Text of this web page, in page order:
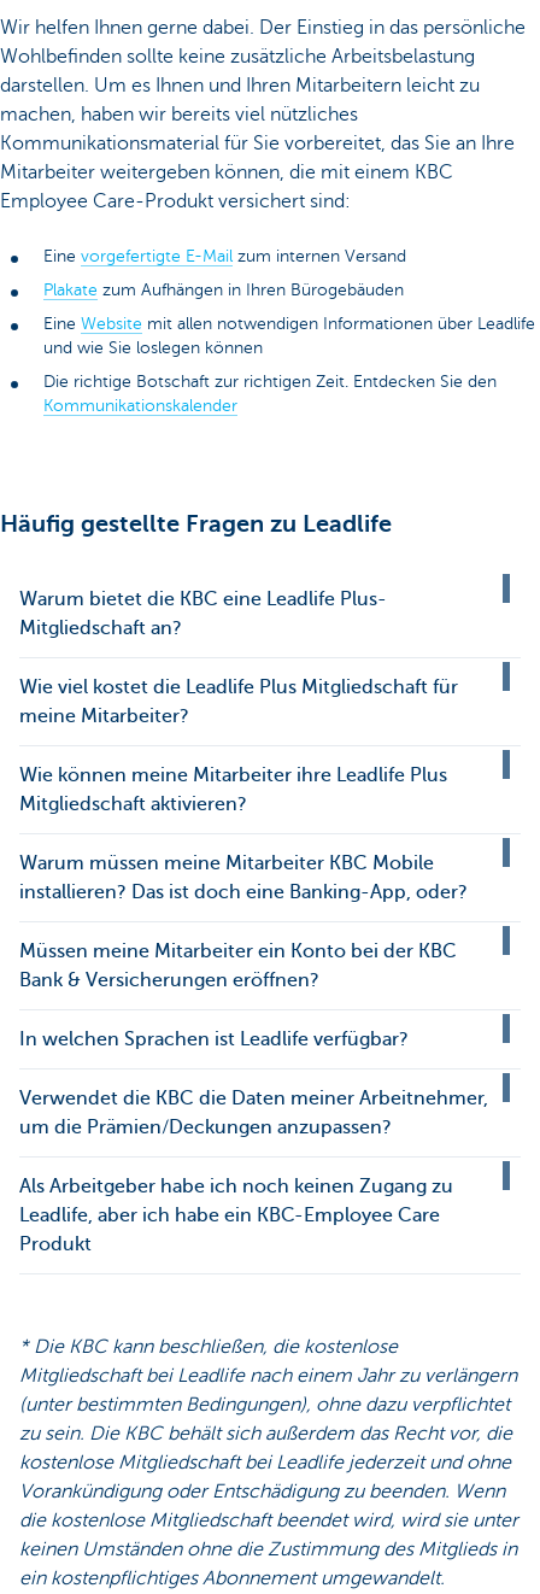
Wir helfen Ihnen gerne dabei. Der Einstieg in das persönliche
Wohlbefinden sollte keine zusätzliche Arbeitsbelastung
darstellen. Um es Ihnen und Ihren Mitarbeitern leicht zu
machen, haben wir bereits viel nützliches
Kommunikationsmaterial für Sie vorbereitet, das Sie an Ihre
Mitarbeiter weitergeben können, die mit einem KBC
Employee Care-Produkt versichert sind:
Eine vorgefertigte E-Mail zum internen Versand
Plakate zum Aufhängen in Ihren Bürogebäuden
Eine Website mit allen notwendigen Informationen über Leadlife
und wie Sie loslegen können
Die richtige Botschaft zur richtigen Zeit. Entdecken Sie den
Kommunikationskalender
Häufig gestellte Fragen zu Leadlife
Warum bietet die KBC eine Leadlife Plus-
Mitgliedschaft an?
Wie viel kostet die Leadlife Plus Mitgliedschaft für
meine Mitarbeiter?
Wie können meine Mitarbeiter ihre Leadlife Plus
Mitgliedschaft aktivieren?
Warum müssen meine Mitarbeiter KBC Mobile
installieren? Das ist doch eine Banking-App, oder?
Müssen meine Mitarbeiter ein Konto bei der KBC
Bank & Versicherungen eröffnen?
In welchen Sprachen ist Leadlife verfügbar?
Verwendet die KBC die Daten meiner Arbeitnehmer,
um die Prämien/Deckungen anzupassen?
Als Arbeitgeber habe ich noch keinen Zugang zu
Leadlife, aber ich habe ein KBC-Employee Care
Produkt
* Die KBC kann beschließen, die kostenlose
Mitgliedschaft bei Leadlife nach einem Jahr zu verlängern
(unter bestimmten Bedingungen), ohne dazu verpflichtet
zu sein. Die KBC behält sich außerdem das Recht vor, die
kostenlose Mitgliedschaft bei Leadlife jederzeit und ohne
Vorankündigung oder Entschädigung zu beenden. Wenn
die kostenlose Mitgliedschaft beendet wird, wird sie unter
keinen Umständen ohne die Zustimmung des Mitglieds in
ein kostenpflichtiges Abonnement umgewandelt.